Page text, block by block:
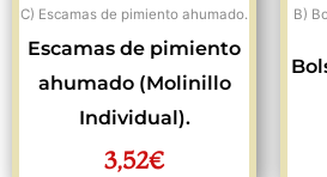
C) Escamas de pimiento ahumado.
Escamas de pimiento
ahumado (Molinillo
Individual).
3,52€
B)